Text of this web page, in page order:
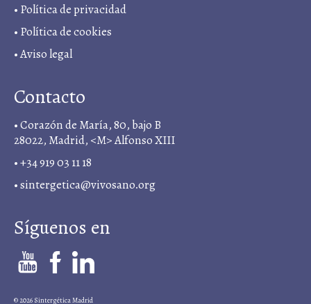
• Política de privacidad
• Política de cookies
•Aviso legal
Contacto
• Corazón de María, 80, bajo B
28022, Madrid, <M> Alfonso XIII
• +34 919 03 11 18
•sintergetica@vivosano.org
Síguenos en
© 2026 Sintergética Madrid